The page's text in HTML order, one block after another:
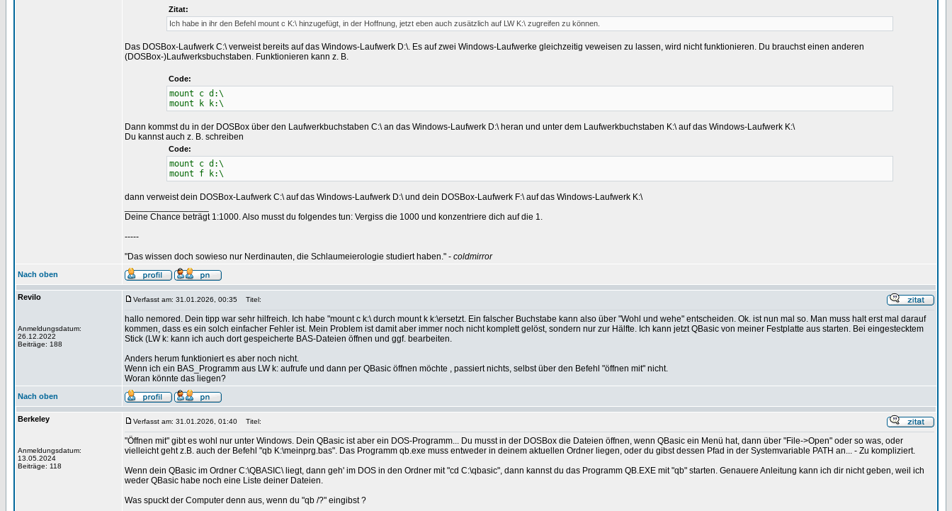
Zitat:
Ich habe in ihr den Befehl mount c K:\ hinzugefügt, in der Hoffnung, jetzt eben auch zusätzlich auf LW K:\ zugreifen zu können.
Das DOSBox-Laufwerk C:\ verweist bereits auf das Windows-Laufwerk D:\. Es auf zwei Windows-Laufwerke gleichzeitig veweisen zu lassen, wird nicht funktionieren. Du brauchst einen anderen
(DOSBox-)Laufwerksbuchstaben. Funktionieren kann z. B.
Code:
mount c d:\
mount k k:\
Dann kommst du in der DOSBox über den Laufwerkbuchstaben C:\ an das Windows-Laufwerk D:\ heran und unter dem Laufwerkbuchstaben K:\ auf das Windows-Laufwerk K:\
Du kannst auch z. B. schreiben
Code:
mount c d:\
mount f k:\
dann verweist dein DOSBox-Laufwerk C:\ auf das Windows-Laufwerk D:\ und dein DOSBox-Laufwerk F:\ auf das Windows-Laufwerk K:\
Deine Chance beträgt 1:1000. Also musst du folgendes tun: Vergiss die 1000 und konzentriere dich auf die 1.
-----
"Das wissen doch sowieso nur Nerdinauten, die Schlaumeierologie studiert haben." - coldmirror
Nach oben
Revilo
Anmeldungsdatum:
26.12.2022
Beiträge: 188
Verfasst am: 31.01.2026, 00:35 Titel:
hallo nemored. Dein tipp war sehr hilfreich. Ich habe "mount c k:\ durch mount k k:\ersetzt. Ein falscher Buchstabe kann also über "Wohl und wehe" entscheiden. Ok. ist nun mal so. Man muss halt erst mal darauf
kommen, dass es ein solch einfacher Fehler ist. Mein Problem ist damit aber immer noch nicht komplett gelöst, sondern nur zur Hälfte. Ich kann jetzt QBasic von meiner Festplatte aus starten. Bei eingestecktem
Stick (LW k: kann ich auch dort gespeicherte BAS-Dateien öffnen und ggf. bearbeiten.
Anders herum funktioniert es aber noch nicht.
Wenn ich ein BAS_Programm aus LW k: aufrufe und dann per QBasic öffnen möchte , passiert nichts, selbst über den Befehl "öffnen mit" nicht.
Woran könnte das liegen?
Nach oben
Berkeley
Anmeldungsdatum:
13.05.2024
Beiträge: 118
Verfasst am: 31.01.2026, 01:40 Titel:
"Öffnen mit" gibt es wohl nur unter Windows. Dein QBasic ist aber ein DOS-Programm... Du musst in der DOSBox die Dateien öffnen, wenn QBasic ein Menü hat, dann über "File->Open" oder so was, oder
vielleicht geht z.B. auch der Befehl "qb K:\meinprg.bas". Das Programm qb.exe muss entweder in deinem aktuellen Ordner liegen, oder du gibst dessen Pfad in der Systemvariable PATH an... - Zu kompliziert.
Wenn dein QBasic im Ordner C:\QBASIC\ liegt, dann geh' im DOS in den Ordner mit "cd C:\qbasic", dann kannst du das Programm QB.EXE mit "qb" starten. Genauere Anleitung kann ich dir nicht geben, weil ich
weder QBasic habe noch eine Liste deiner Dateien.
Was spuckt der Computer denn aus, wenn du "qb /?" eingibst ?